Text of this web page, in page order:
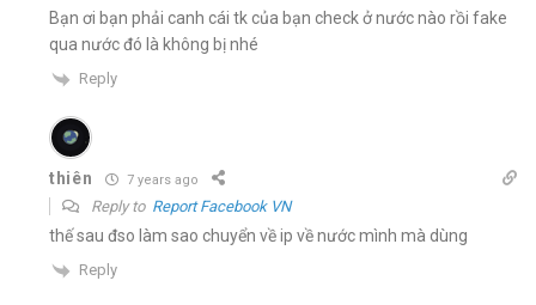
Bạn ơi bạn phải canh cái tk của bạn check ở nước nào rồi fake
qua nước đó là không bị nhé
Reply
thiên 7 years ago
Reply to Report Facebook VN
thế sau đso làm sao chuyển về ip về nước mình mà dùng
Reply